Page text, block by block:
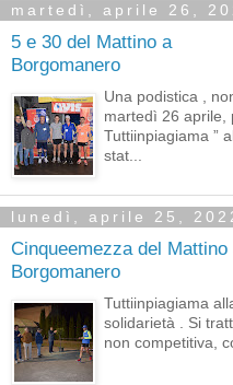
martedì, aprile 26,
5 e 30 del Mattino a
Borgomanero
Una podistica ,
martedì 26 aprile,
Tuttiinpiagiama ”
stat...
lunedì, aprile 25,
Cinqueemezza del Mattino
Borgomanero
Tuttiinpiagiama
solidarietà . Si
non competitiva,